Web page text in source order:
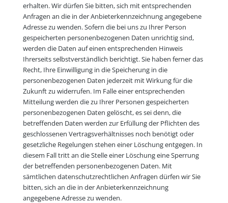
erhalten. Wir dürfen Sie bitten, sich mit entsprechenden
Anfragen an die in der Anbieterkennzeichnung angegebene
Adresse zu wenden. Sofern die bei uns zu Ihrer Person
gespeicherten personenbezogenen Daten unrichtig sind,
werden die Daten auf einen entsprechenden Hinweis
Ihrerseits selbstverständlich berichtigt. Sie haben ferner das
Recht, Ihre Einwilligung in die Speicherung in die
personenbezogenen Daten jederzeit mit Wirkung für die
Zukunft zu widerrufen. Im Falle einer entsprechenden
Mitteilung werden die zu Ihrer Personen gespeicherten
personenbezogenen Daten gelöscht, es sei denn, die
betreffenden Daten werden zur Erfüllung der Pflichten des
geschlossenen Vertragsverhältnisses noch benötigt oder
gesetzliche Regelungen stehen einer Löschung entgegen. In
diesem Fall tritt an die Stelle einer Löschung eine Sperrung
der betreffenden personenbezogenen Daten. Mit
sämtlichen datenschutzrechtlichen Anfragen dürfen wir Sie
bitten, sich an die in der Anbieterkennzeichnung
angegebene Adresse zu wenden.